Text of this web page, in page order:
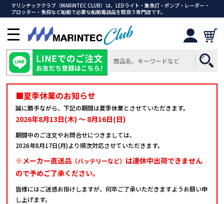
マリンテッククラブ（MARINTEC CLUB）は、LEDライト・集魚灯・ポンプ・レーダー・
プロッター・魚探など船舶で必要な船舶電装品を取扱う専門店です。
メ
ニ
ュ
ー
を
■夏季休業のお知らせ
誠に勝手ながら、下記の期間は夏季休業とさせていただきます。
2026年8月13日(木) ～ 8月16日(日)
期間中のご注文やお問合せにつきましては、
2026年8月17日(月)より順次対応させていただきます。
※メーカー直送品 （バッテリーなど） は連休中出荷できません
ので予めご了承ください。
皆様にはご迷惑お掛けしますが、何卒ご了承いただきますようお願い申
し上げます。